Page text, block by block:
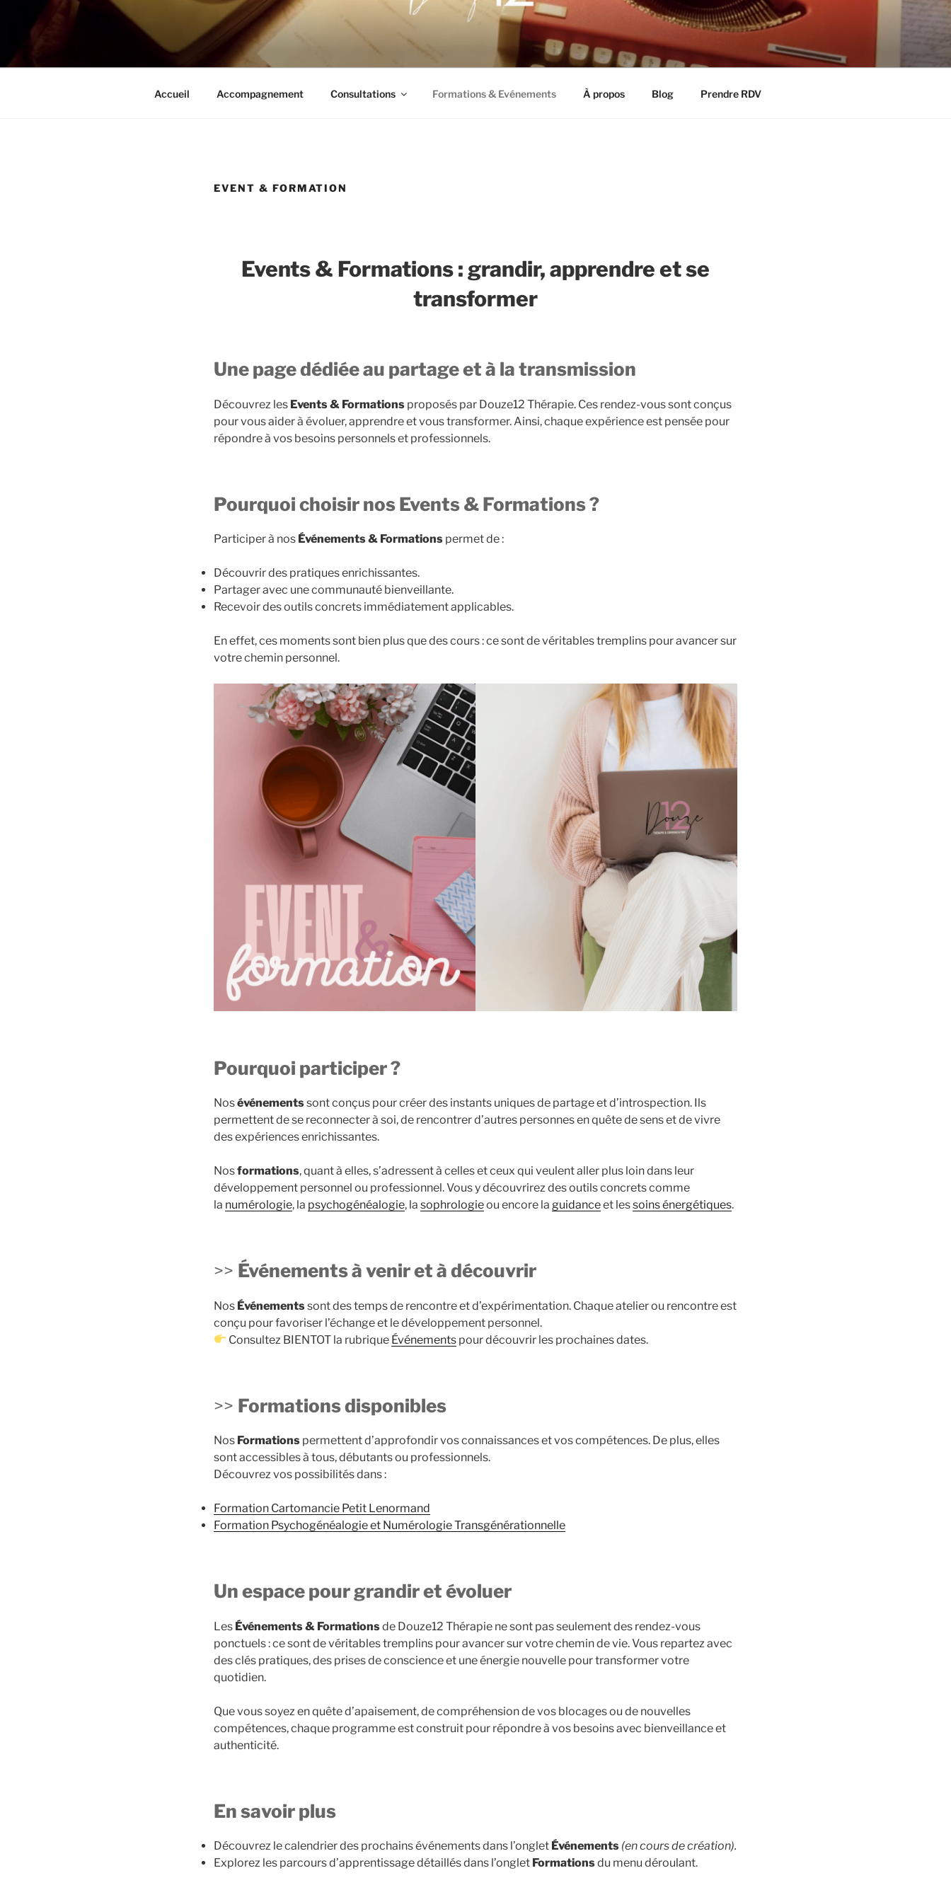
principal
DOUZE12 THÉRAPIE
Accueil Accompagnement Consultations Formations & Evénements À propos Blog Prendre RDV
EVENT & FORMATION
Events & Formations : grandir, apprendre et se
transformer
Une page dédiée au partage et à la transmission
Découvrez les Events & Formations proposés par Douze12 Thérapie. Ces rendez-vous sont conçus
pour vous aider à évoluer, apprendre et vous transformer. Ainsi, chaque expérience est pensée pour
répondre à vos besoins personnels et professionnels.
Pourquoi choisir nos Events & Formations ?
Participer à nos Événements & Formations permet de :
Découvrir des pratiques enrichissantes.
Partager avec une communauté bienveillante.
Recevoir des outils concrets immédiatement applicables.
En effet, ces moments sont bien plus que des cours : ce sont de véritables tremplins pour avancer sur
votre chemin personnel.
Pourquoi participer ?
Nosévénementssont conçus pour créer des instants uniques de partage et d’introspection. Ils
permettent de se reconnecter à soi, de rencontrer d’autres personnes en quête de sens et de vivre
des expériences enrichissantes.
Nosformations, quant à elles, s’adressent à celles et ceux qui veulent aller plus loin dans leur
développement personnel ou professionnel. Vous y découvrirez des outils concrets comme
la numérologie, la psychogénéalogie, la sophrologieou encore la guidanceet lessoins énergétiques.
>> Événements à venir et à découvrir
Nos Événementssont des temps de rencontre et d’expérimentation. Chaque atelier ou rencontre est
conçu pour favoriser l’échange et le développement personnel.
Consultez BIENTOT la rubrique Événements pour découvrir les prochaines dates.
>> Formations disponibles
Nos Formations permettent d’approfondir vos connaissances et vos compétences. De plus, elles
sont accessibles à tous, débutants ou professionnels.
Découvrez vos possibilités dans :
Formation Cartomancie Petit Lenormand
Formation Psychogénéalogie et Numérologie Transgénérationnelle
Un espace pour grandir et évoluer
Les Événements & Formationsde Douze12 Thérapie ne sont pas seulement des rendez-vous
ponctuels : ce sont de véritables tremplins pour avancer sur votre chemin de vie. Vous repartez avec
des clés pratiques, des prises de conscience et une énergie nouvelle pour transformer votre
quotidien.
Que vous soyez en quête d’apaisement, de compréhension de vos blocages ou de nouvelles
compétences, chaque programme est construit pour répondre à vos besoins avec bienveillance et
authenticité.
En savoir plus
Découvrez le calendrier des prochains événements dans l’onglet Événements (en cours de création).
Explorez les parcours d’apprentissage détaillés dans l’onglet Formationsdu menu déroulant.